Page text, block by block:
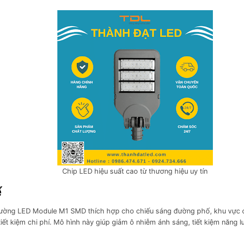
Chip LED hiệu suất cao từ thương hiệu uy tín
LED Module M1 SMD thích hợp cho chiếu sáng đường phố, khu
kiệm chi phí. Mô hình này giúp giảm ô nhiễm ánh sáng, tiết kiệm năng